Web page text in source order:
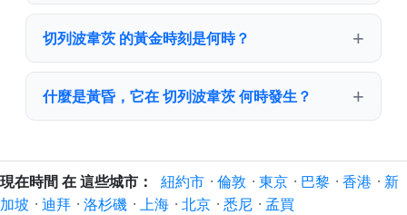
切列波韋茨 的黃金時刻是何時？
什麼是黃昏，它在 切列波韋茨 何時發生？
現在時間 在 這些城市： 紐約市 · 倫敦 · 東京 · 巴黎 · 香港 · 新
加坡 · 迪拜 · 洛杉磯 · 上海 · 北京 · 悉尼 · 孟買